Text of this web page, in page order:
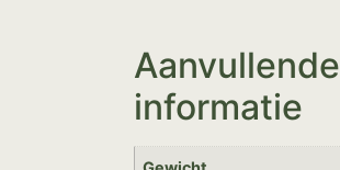
Aanvullende
informatie